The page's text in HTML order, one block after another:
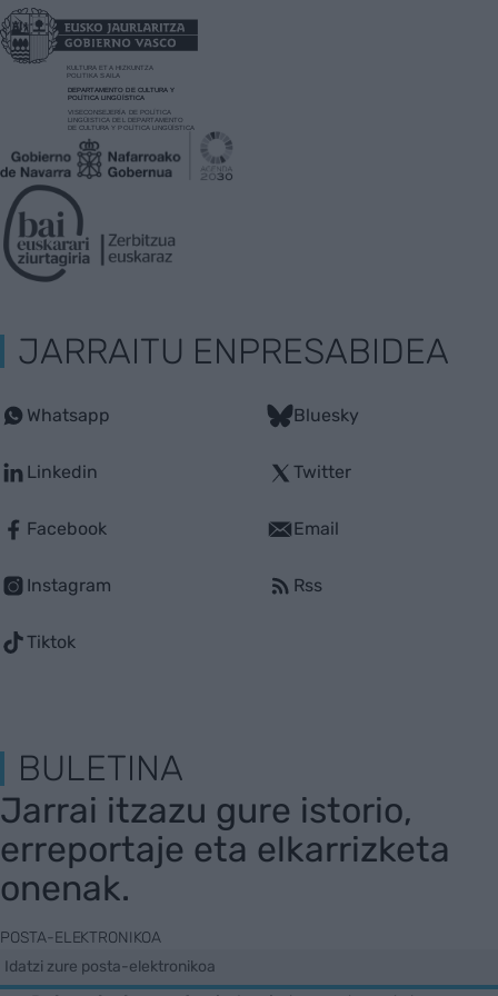
JARRAITU ENPRESABIDEA
Whatsapp
Linkedin
Facebook
Instagram
Tiktok
Bluesky
Twitter
Email
Rss
BULETINA
Jarrai itzazu gure istorio,
erreportaje eta elkarrizketa
onenak.
POSTA-ELEKTRONIKOA